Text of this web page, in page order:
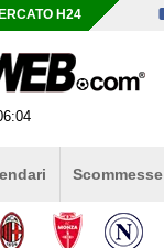
H24
Scommesse